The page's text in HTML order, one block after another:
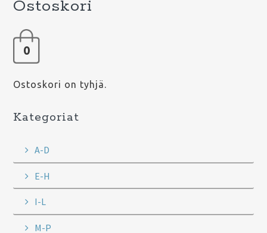
Ostoskori
0
Ostoskori on tyhjä.
Kategoriat
A-D
E-H
I-L
M-P